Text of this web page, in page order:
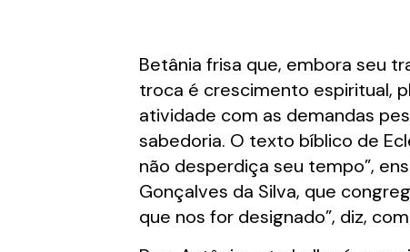
Betânia frisa que, embora seu
troca é crescimento espiritual,
atividade com as demandas
sabedoria. O texto bíblico de
não desperdiça seu tempo”,
Gonçalves da Silva, que
que nos for designado”, diz,